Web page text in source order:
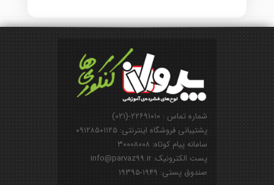
شماره تماس : ۲۲۶۹۱۰۱۰-(۰۲۱)
پشتیبانی فروشگاه اینترنتی: ۰۹۱۲۸۵۰۱۱۲۵
سامانه پیام کوتاه: ۳۰۰۰۸۰۰۸
پست الکترونیک: info@parvaz99.ir
صندوق پستی: ۱۹۴۹-۱۹۳۹۵